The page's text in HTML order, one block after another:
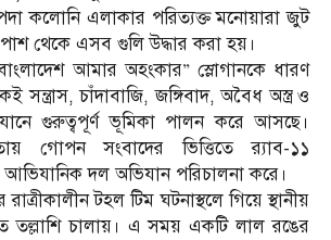
কলোনি এলাকার পরিত্যক্ত মনোয়ারা জুট
থেকে এসব গুলি উদ্ধার করা হয়।
আমার অহংকার” স্লোগানকে ধারণ
সন্ত্রাস, চাঁদাবাজি, জঙ্গিবাদ, অবৈধ অস্ত্র ও
গুরুত্বপূর্ণ ভূমিকা পালন করে আসছে।
গোপন সংবাদের ভিত্তিতে র‍্যাব-১১
দল অভিযান পরিচালনা করে।
টহল টিম ঘটনাস্থলে গিয়ে স্থানীয়
তল্লাশি চালায়। এ সময় একটি লাল রঙের